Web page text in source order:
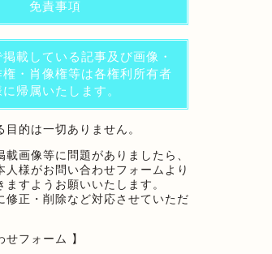
免責事項
載している記事及び画像・
・肖像権等は各権利所有者
帰属いたします。
目的は一切ありません。
載画像等に問題がありましたら、
人様がお問い合わせフォームより
ますようお願いいたします。
修正・削除など対応させていただ
せフォーム 】